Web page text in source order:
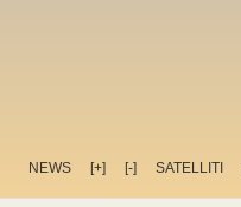
NEWS [+] [-] SATELLITI